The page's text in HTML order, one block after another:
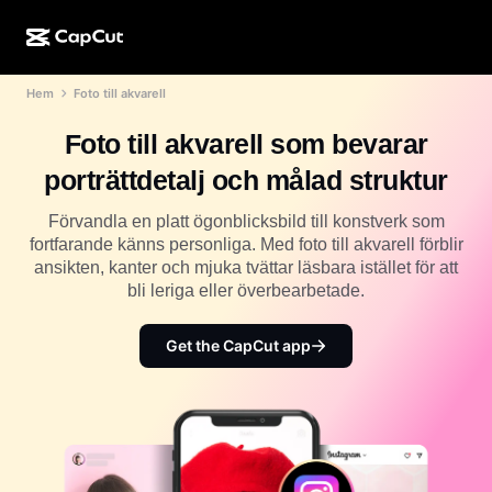
CapCut Pad
CapCut i mobilen
Dreamina AI
AI-design
Videostudio
AI-videogenerator
AI-bildgenerator
AI-bildförbättrare
Nano Banana Pro
Gemini Omni
AI-verktyg
Videoredigerare och -generator
Bildredigerare och -generator
Röstgenerator och -redigerare
Sociala medier
Högtidsmallar
Mer
Jubileumsmallar
Effektmallar
Community
Initiativ
Affiliates
Pionjärsprogram
Kreativt partnerprogram
CapCuts kreativa campus
Hem Foto till akvarell
Foto till akvarell som bevarar
porträttdetalj och målad struktur
Förvandla en platt ögonblicksbild till konstverk som
fortfarande känns personliga. Med foto till akvarell förblir
ansikten, kanter och mjuka tvättar läsbara istället för att
bli leriga eller överbearbetade.
Get the CapCut app